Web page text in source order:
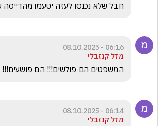
חבל שלא נכנסו לעזה יטעמו מהדייסה
06:16 - 08.10.2025
מזל קנזבלי
המשפטים הם פולשים!!! הם
06:14 - 08.10.2025
מזל קנזבלי